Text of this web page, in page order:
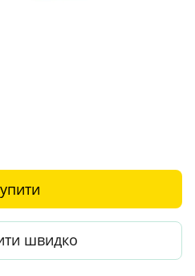
швидко